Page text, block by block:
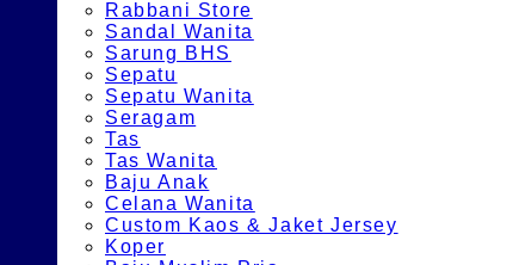
Rabbani Store
Sandal Wanita
Sarung BHS
Sepatu
Sepatu Wanita
Seragam
Tas
Tas Wanita
Baju Anak
Celana Wanita
Custom Kaos & Jaket Jersey
Koper